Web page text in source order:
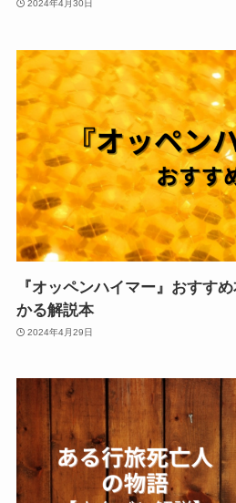
2024年4月30日
『オッペンハイマー』おすす
かる解説本
2024年4月29日